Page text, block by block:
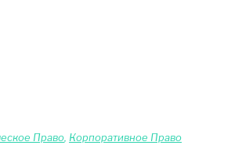
Право, Корпоративное Право